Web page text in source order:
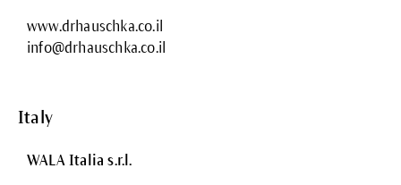
www.drhauschka.co.il
info@drhauschka.co.il
Italy
WALA Italia s.r.l.